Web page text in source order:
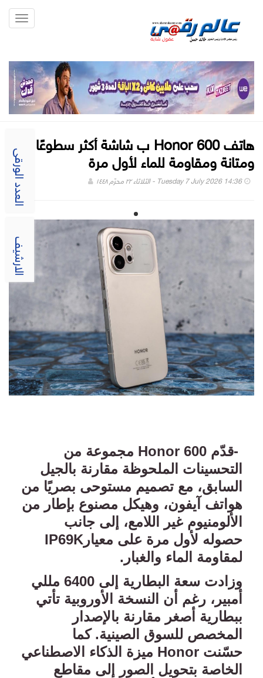
العدد الورقى
الارشيف
هاتف Honor 600 ب شاشة أكثر سطوعًا
ومتانة ومقاومة للماء لأول مرة
Tuesday 7 July 2026 14:36 - الثلاثاء ٢٢ محرّم ١٤٤٨
-قدّم Honor 600 مجموعة من
التحسينات الملحوظة مقارنة بالجيل
السابق، مع تصميم مستوحى بصريًا من
هواتف آيفون، وهيكل مصنوع بإطار من
الألومنيوم غير اللامع، إلى جانب
حصوله لأول مرة على معيار IP69K
لمقاومة الماء والغبار .
وزادت سعة البطارية إلى 6400 مللي
أمبير، رغم أن النسخة الأوروبية تأتي
ببطارية أصغر مقارنة بالإصدار
المخصص للسوق الصينية. كما
حسّنت Honor ميزة الذكاء الاصطناعي
الخاصة بتحويل الصور إلى مقاطع